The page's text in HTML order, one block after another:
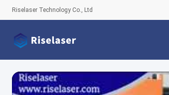
Riselaser Technology Co., Ltd